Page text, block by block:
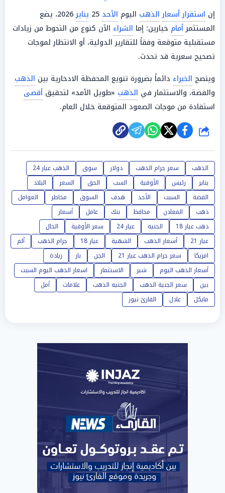
إن استقرار أسعار الذهب اليوم الأحد يناير
2026، يضع
المستثمرأمام خيارين؛ إما الشراء الآن كنوع من التحوط من زيادات
مستقبلية متوقعة وفقاً للتقارير الدولية، أو الانتظار لموجات
تصحيح سعرية قد تحدث.
وينصح الخبراء دائماً بضرورة تنويع المحفظة الادخارية بين الذهب
والفضة، والاستثمار في الذهب «طويل الأمد» لتحقيق أقصى
استفادة من موجات الصعود المتوقعة خلال العام.
شارك
الذهب سعر جرام الذهب دولار سوق
الذهب عيار 24
يناير
رئيس الأوقية السب الحق السعر
البلاد
الفضة
السبت الأحد هدف السوق مخاطر
العوامل
ذهب
المعادن محافظ بنك عامل
أسعار
ذهب عيار 18
الجنيه عيار 24 سعر الأوقية
الحال
عيار 21
أسعار الذهب الشهية عيار 18 جرام الذهب
ألم
امريكا
سعر جرام الذهب عيار 21 الجن بار
زيادة
أسعار الذهب اليوم
شير الاستثمار
اسعار الذهب اليوم السبت
بين
سعر الجنية الذهب الجنيه الذهب علامات
أمل
مايكل
عادل القارئ نيوز